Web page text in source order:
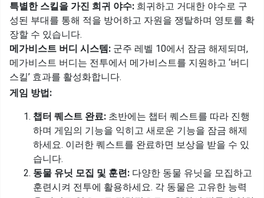
특별한 스킬을 가진 희귀 야수: 희귀하고 거대한 야수로 구
성된 부대를 통해 적을 방어하고 자원을 쟁탈하며 영토를 확
장할 수 있습니다.
메가비스트 버디 시스템: 군주 레벨 10에서 잠금 해제되며,
메가비스트 버디는 전투에서 메가비스트를 지원하고 ‘버디
스킬’ 효과를 활성화합니다.
게임 방법:
챕터 퀘스트 완료: 초반에는 챕터 퀘스트를 따라 진행
하며 게임의 기능을 익히고 새로운 기능을 잠금 해제
하세요. 이러한 퀘스트를 완료하면 보상을 받을 수 있
습니다.
동물 유닛 모집 및 훈련: 다양한 동물 유닛을 모집하고
훈련시켜 전투에 활용하세요. 각 동물은 고유한 능력